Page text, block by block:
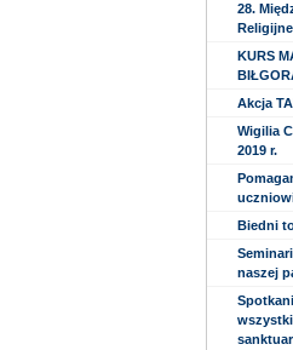
28.
KURS
Akcja
Wigilia
2019 r.
Biedni
naszej